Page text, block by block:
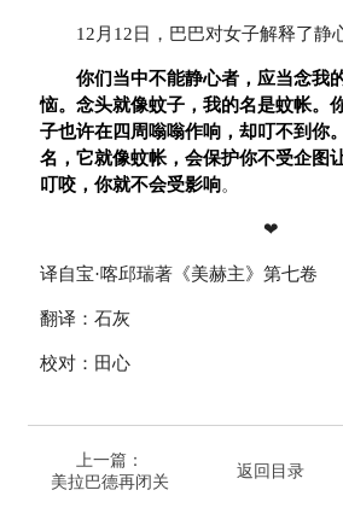
12月12日，巴巴对女子解释了静
你们当中不能静心者，应当念我
恼。念头就像蚊子，我的名是蚊帐。
子也许在四周嗡嗡作响，却叮不到你
名，它就像蚊帐，会保护你不受企图
叮咬，你就不会受影响。
❤
译自宝·喀邱瑞著《美赫主》第七卷
翻译：石灰
校对：田心
上一篇：
美拉巴德再闭关
返回目录